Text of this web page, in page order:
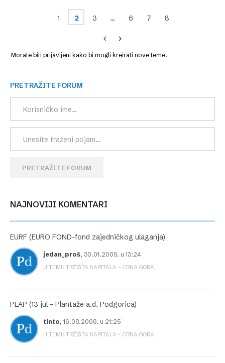
1 2 3 … 6 7 8
Morate biti prijavljeni kako bi mogli kreirati nove teme.
PRETRAŽITE FORUM
PRETRAŽITE FORUM
NAJNOVIJI KOMENTARI
EURF (EURO FOND-fond zajedničkog ulaganja)
jedan_proš, 30.01.2009. u 13:24
U TEMI: TRŽIŠTA KAPITALA – CRNA GORA
PLAP (13 jul – Plantaže a.d. Podgorica)
tinto, 16.08.2008. u 21:25
U TEMI: TRŽIŠTA KAPITALA – CRNA GORA